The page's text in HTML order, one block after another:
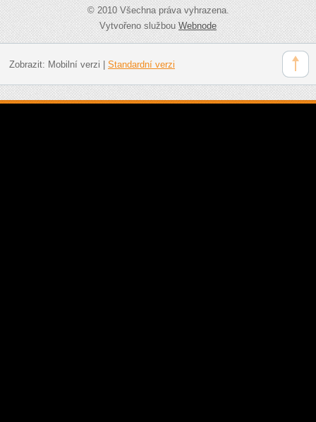
© 2010 Všechna práva vyhrazena.
Vytvořeno službouWebnode
Zobrazit: Mobilní verzi Standardní verzi